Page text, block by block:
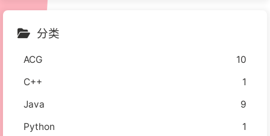
分类
ACG
10
C++
1
Java
9
Python
1